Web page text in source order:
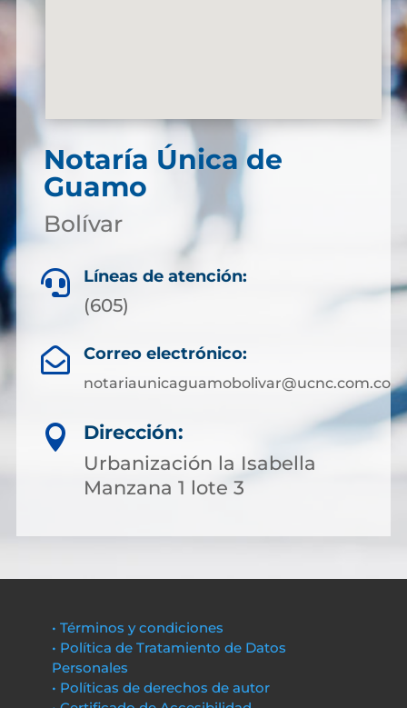
Notaría Única de
Guamo
Bolívar
 Líneas de atención:
(605)
 Correo electrónico:
notariaunicaguamobolivar@ucnc.com.co

Dirección:
Urbanización la Isabella
Manzana 1 lote 3
• Términos y condiciones
• Política de Tratamiento de Datos
Personales
• Políticas de derechos de autor